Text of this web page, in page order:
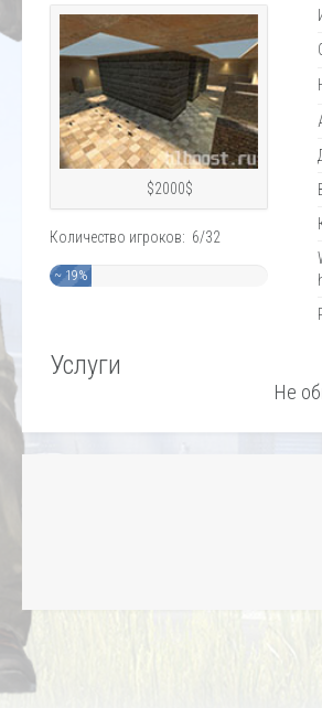
$2000$
Количество игроков: 6/32
~ 19%
Услуги
Не